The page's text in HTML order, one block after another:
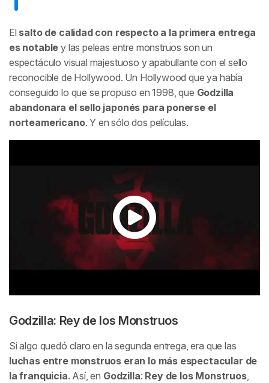
El salto de calidad con respecto a la primera entrega
es notable y las peleas entre monstruos son un
espectáculo visual majestuoso y apabullante con el sello
reconocible de Hollywood. Un Hollywood que ya había
conseguido lo que se propuso en 1998, que Godzilla
abandonara el sello japonés para ponerse el
norteamericano. Y en sólo dos películas.
Godzilla: Rey de los Monstruos
Si algo quedó claro en la segunda entrega, era que las
luchas entre monstruos eran lo más espectacular de
la franquicia. Así, en Godzilla: Rey de los Monstruos,